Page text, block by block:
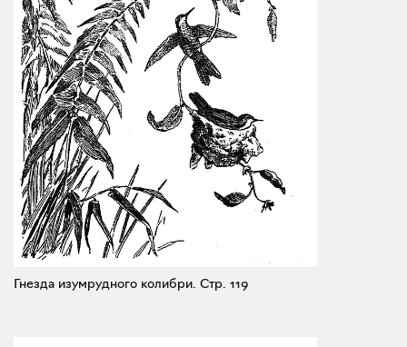
Гнезда изумрудного колибри. Стр. 119